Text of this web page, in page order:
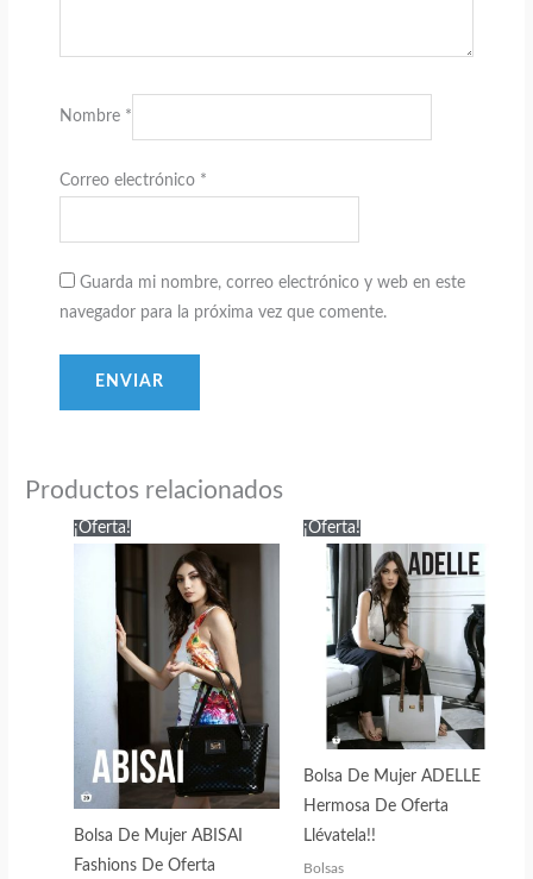
Nombre *
Correo electrónico *
Guarda mi nombre, correo electrónico y web en este
navegador para la próxima vez que comente.
Productos relacionados
¡Oferta!
Bolsa De Mujer ABISAI
Fashions De Oferta
¡Oferta!
Bolsa De Mujer ADELLE
Hermosa De Oferta
Llévatela!!
Bolsas